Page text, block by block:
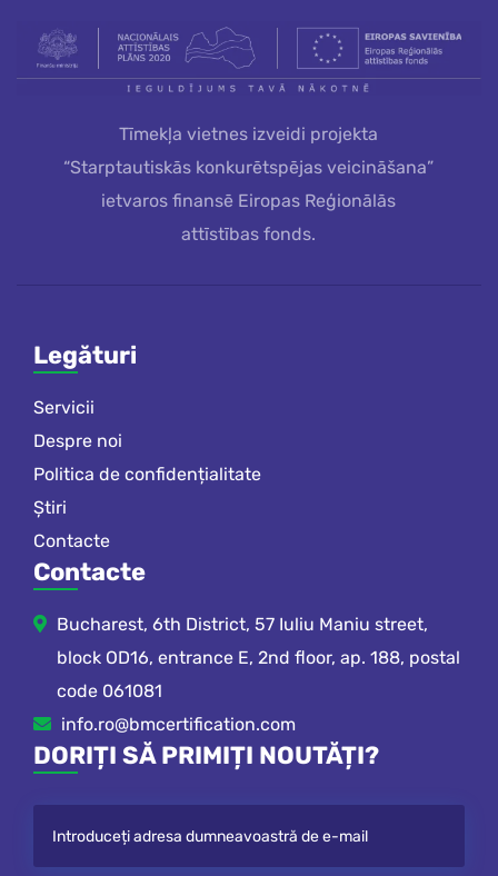
Tīmekļa vietnes izveidi projekta
“Starptautiskās konkurētspējas veicināšana”
ietvaros finansē Eiropas Reģionālās
attīstības fonds.
Legături
Servicii
Despre noi
Politica de confidențialitate
Știri
Contacte
Contacte
Bucharest, 6th District, 57 Iuliu Maniu street,
block OD16, entrance E, 2nd floor, ap. 188, postal
code 061081
info.ro@bmcertification.com
DORIȚI SĂ PRIMIȚI NOUTĂȚI?